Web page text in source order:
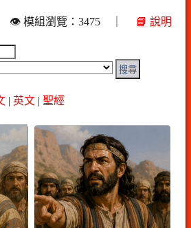
👁️ 模組瀏覽：3475 ｜ 📘 說明
搜尋
| 英文 | 聖經